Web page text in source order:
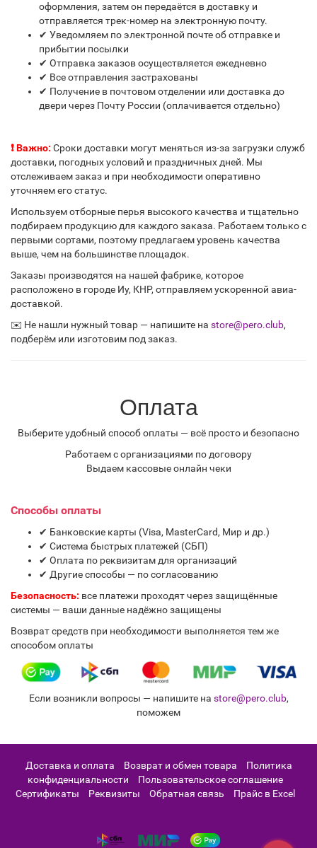
оформления, затем он передаётся в доставку и
отправляется трек-номер на электронную почту.
✔ Уведомляем по электронной почте об отправке и
прибытии посылки
✔ Отправка заказов осуществляется ежедневно
✔ Все отправления застрахованы
✔ Получение в почтовом отделении или доставка до
двери через Почту России (оплачивается отдельно)
❗ Важно: Сроки доставки могут меняться из-за загрузки служб
доставки, погодных условий и праздничных дней. Мы
отслеживаем заказ и при необходимости оперативно
уточняем его статус.
Используем отборные перья высокого качества и тщательно
подбираем продукцию для каждого заказа. Работаем только с
первыми сортами, поэтому предлагаем уровень качества
выше, чем на большинстве площадок.
Заказы производятся на нашей фабрике, которое
расположено в городе Иу, КНР, отправляем ускоренной авиа-
доставкой.
✉️ Не нашли нужный товар — напишите на store@pero.club,
подберём или изготовим под заказ.
Оплата
Выберите удобный способ оплаты — всё просто и безопасно
Работаем с организациями по договору
Выдаем кассовые онлайн чеки
Способы оплаты
✔ Банковские карты (Visa, MasterCard, Мир и др.)
✔ Система быстрых платежей (СБП)
✔ Оплата по реквизитам для организаций
✔ Другие способы — по согласованию
Безопасность: все платежи проходят через защищённые
системы — ваши данные надёжно защищены
Возврат средств при необходимости выполняется тем же
способом оплаты
Если возникли вопросы — напишите на store@pero.club,
поможем
Доставка и оплата Возврат и обмен товара
Политика
конфиденциальности
Пользовательское соглашение
Сертификаты
Реквизиты Обратная связь Прайс в Excel